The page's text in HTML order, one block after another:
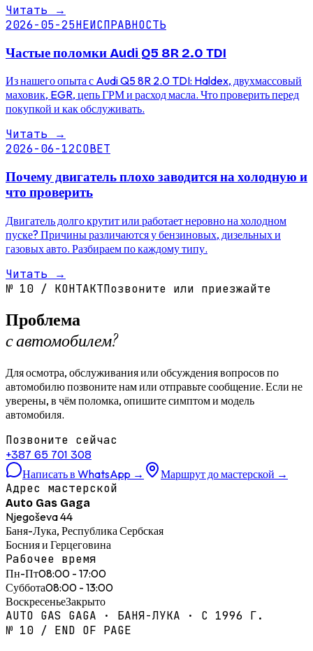
Читать →
2026-05-25НЕИСПРАВНОСТЬ
Частые поломки Audi Q5 8R 2.0 TDI
Из нашего опыта с Audi Q5 8R 2.0 TDI: Haldex, двухмассовый
маховик, EGR, цепь ГРМ и расход масла. Что проверить перед
покупкой и как обслуживать.
Читать →
2026-06-12СОВЕТ
Почему двигатель плохо заводится на холодную и
что проверить
Двигатель долго крутит или работает неровно на холодном
пуске? Причины различаются у бензиновых, дизельных и
газовых авто. Разбираем по каждому типу.
Читать →
№ 10 / КОНТАКТПозвоните или приезжайте
Проблема
с автомобилем?
Для осмотра, обслуживания или обсуждения вопросов по
автомобилю позвоните нам или отправьте сообщение. Если не
уверены, в чём поломка, опишите симптом и модель
автомобиля.
Позвоните сейчас
+387 65 701 308
Написать в WhatsApp → Маршрут до мастерской →
Адрес мастерской
Auto Gas Gaga
Njegoševa 44
Баня-Лука, Республика Сербская
Босния и Герцеговина
Рабочее время
Пн-Пт08:00 - 17:00
Суббота08:00 - 13:00
ВоскресеньеЗакрыто
AUTO GAS GAGA · БАНЯ-ЛУКА · С 1996 Г.
№ 10 / END OF PAGE